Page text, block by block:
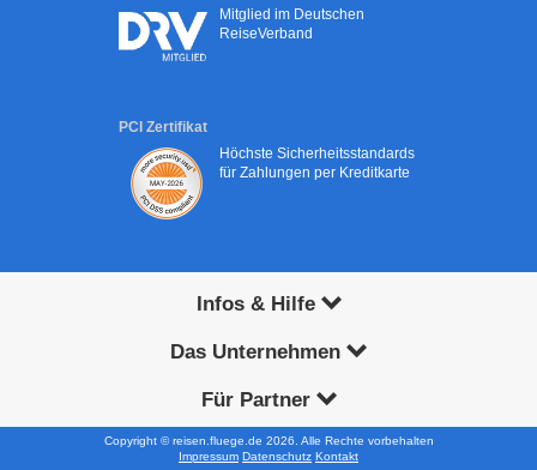
Mitglied im Deutschen
ReiseVerband
PCI Zertifikat
Höchste Sicherheitsstandards
für Zahlungen per Kreditkarte
Infos & Hilfe
Das Unternehmen
Für Partner
Copyright © reisen.fluege.de 2026. Alle Rechte vorbehalten
Impressum Datenschutz Kontakt